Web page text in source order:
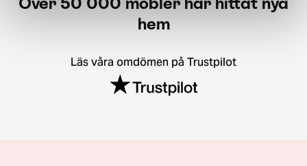
hem
Läs våra omdömen på Trustpilot